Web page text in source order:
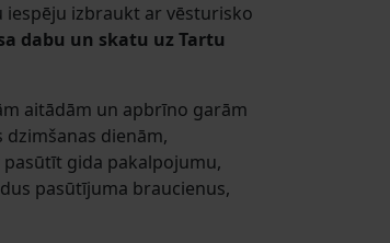
iespēju izbraukt ar vēsturisko
dabu un skatu uz Tartu
aitādām un apbrīno garām
dienām,
gida pakalpojumu,
pasūtījuma braucienus,